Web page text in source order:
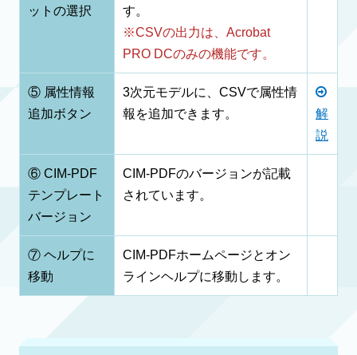
ットの選択
す。
※CSVの出力は、Acrobat
PRO DCのみの機能です。
⑤ 属性情報
追加ボタン
3次元モデルに、CSVで属性情
報を追加できます。
解
説
⑥ CIM-PDF
テンプレート
バージョン
CIM-PDFのバージョンが記載
されています。
⑦ ヘルプに
移動
CIM-PDFホームページとオン
ラインヘルプに移動します。